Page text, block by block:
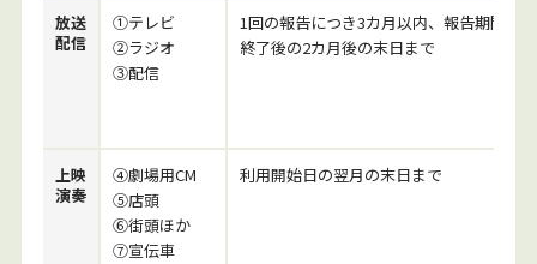
放送
配信
①テレビ
②ラジオ
③配信
1回の報告につき3カ月以内、報告期間
終了後の2カ月後の末日まで
上映
演奏
④劇場用CM
⑤店頭
⑥街頭ほか
⑦宣伝車
利用開始日の翌月の末日まで